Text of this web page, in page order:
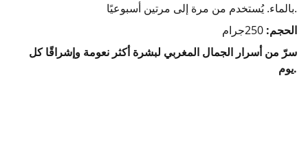
بالماء. يُستخدم من مرة إلى مرتين أسبوعيًا.
الحجم:
سرّ من أسرار الجمال المغربي لبشرة أكثر نعومة وإشراقًا كل
يوم.